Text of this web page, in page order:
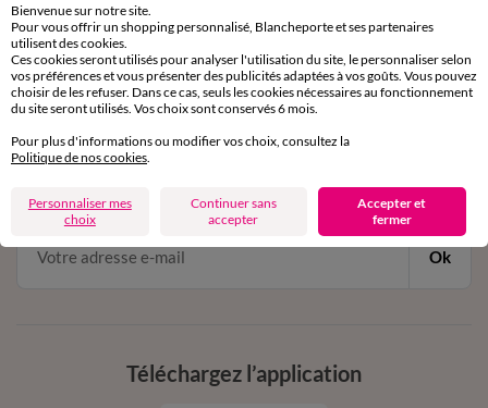
par chat et par téléphone
de 8h00 à 20h00 du lundi au samedi
11€ Offerts
en vous inscrivant à la newsletter
conditions dans votre email de confirmation
Ok
Téléchargez l’application
Bienvenue sur notre site.
Pour vous offrir un shopping personnalisé, Blancheporte et ses partenaires
utilisent des cookies.
Ces cookies seront utilisés pour analyser l'utilisation du site, le personnaliser selon
vos préférences et vous présenter des publicités adaptées à vos goûts. Vous pouvez
choisir de les refuser. Dans ce cas, seuls les cookies nécessaires au fonctionnement
du site seront utilisés. Vos choix sont conservés 6 mois.
Pour plus d'informations ou modifier vos choix, consultez la
Politique de nos cookies
Personnaliser mes
choix
Continuer sans
accepter
Accepter et
fermer